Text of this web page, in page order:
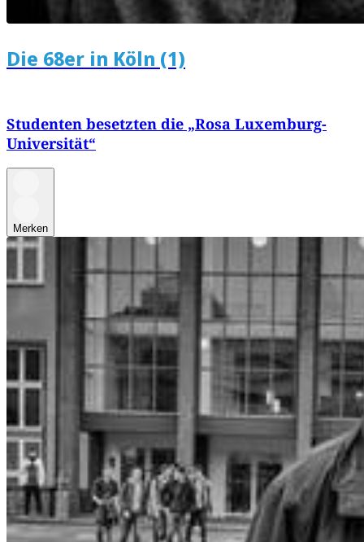
Die 68er in Köln (1)
Studenten besetzten die „Rosa Luxemburg-
Universität“
Merken